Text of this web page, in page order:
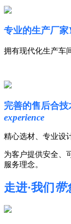
专业的生产厂家
拥有现代化生产车
完善的售后合技
experience
精心选材、专业设
为客户提供安全、
服务理念。
走进·我们 带